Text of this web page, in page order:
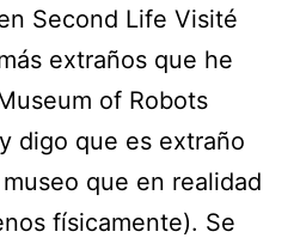
Second Life Visité
extraños que he
of Robots
digo que es extraño
que en realidad
físicamente). Se